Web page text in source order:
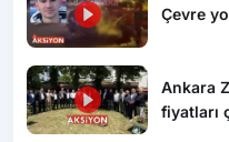
Çevre
Ankara
fiyatları